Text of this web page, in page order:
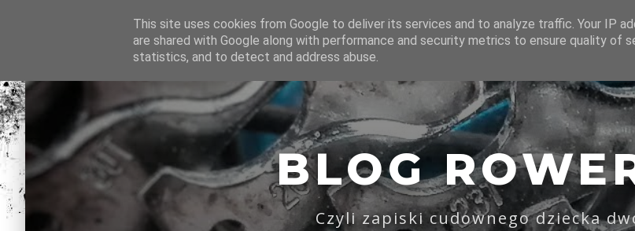
BLOG
Czyli zapiski cudownego dziecka
This site uses cookies from Google to deliver its services and to analyze traffic. Your IP
are shared with Google along with performance and security metrics to ensure quality of
statistics, and to detect and address abuse.